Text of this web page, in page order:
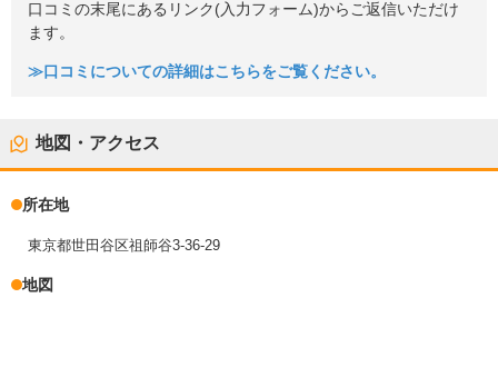
口コミの末尾にあるリンク(入力フォーム)からご返信いただけ
ます。
≫口コミについての詳細はこちらをご覧ください。
地図・アクセス
所在地
東京都世田谷区祖師谷3-36-29
地図